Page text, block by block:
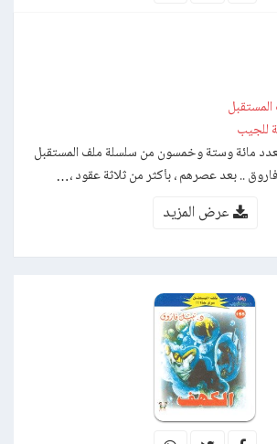
للجيب
مائة وستة وخمسون من سلسلة ملف المستقبل
عرض المزيد